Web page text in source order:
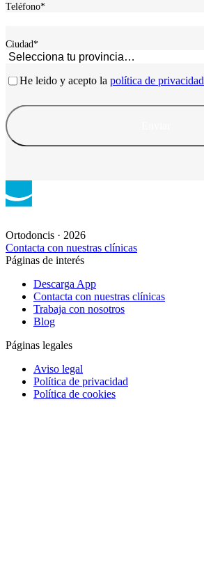
Teléfono*
Ciudad*
Consentimiento*
He leido y acepto la política de privacidad
Ortodoncis · 2026
Contacta con nuestras clínicas
Páginas de interés
Descarga App
Contacta con nuestras clínicas
Trabaja con nosotros
Blog
Páginas legales
Aviso legal
Política de privacidad
Política de cookies